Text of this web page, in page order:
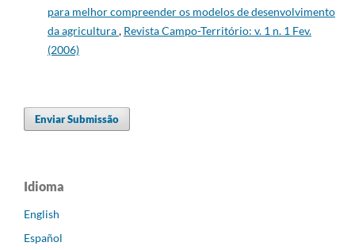
para melhor compreender os modelos de desenvolvimento
da agricultura, Revista Campo-Território: v. 1 n. 1 Fev.
(2006)
Enviar Submissão
Idioma
English
Español